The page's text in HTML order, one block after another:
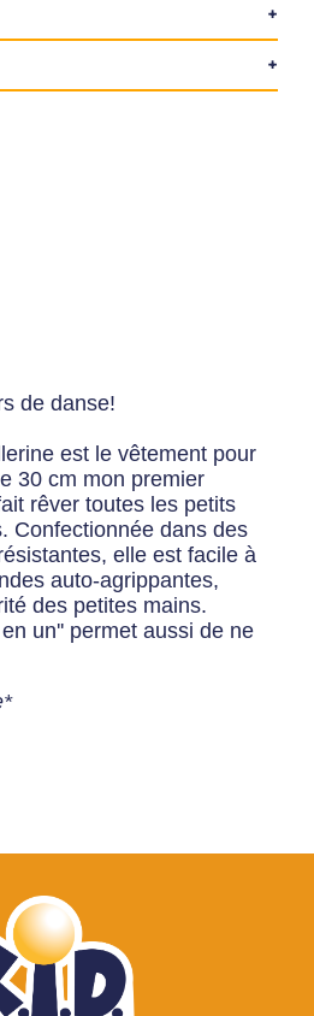
de danse!
est le vêtement pour
30 cm mon premier
rêver toutes les petits
Confectionnée dans des
elle est facile à
auto-agrippantes,
des petites mains.
un'' permet aussi de ne